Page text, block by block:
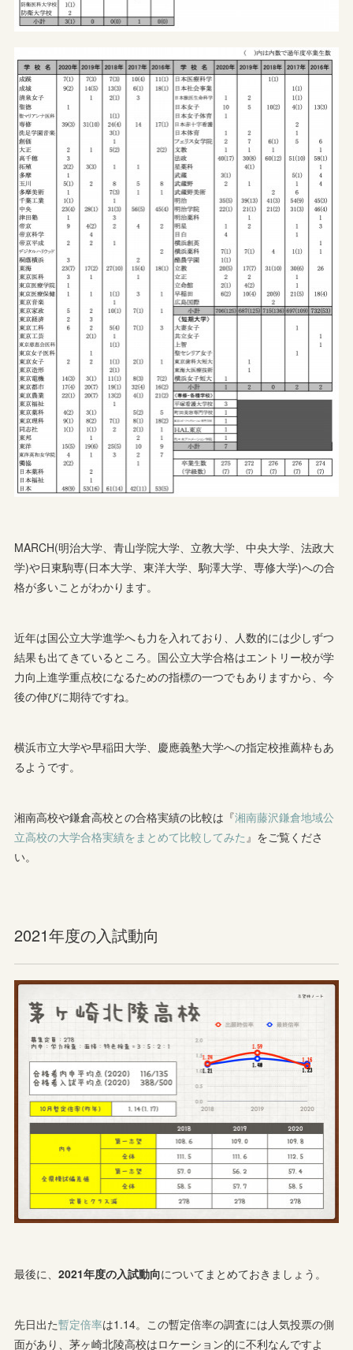
MARCH(明治大学、青山学院大学、立教大学、中央大学、法政大
学)や日東駒専(日本大学、東洋大学、駒澤大学、専修大学)への合
格が多いことがわかります。
近年は国公立大学進学へも力を入れており、人数的には少しずつ
結果も出てきているところ。国公立大学合格はエントリー校が学
力向上進学重点校になるための指標の一つでもありますから、今
後の伸びに期待ですね。
横浜市立大学や早稲田大学、慶應義塾大学への指定校推薦枠もあ
るようです。
湘南高校や鎌倉高校との合格実績の比較は『湘南藤沢鎌倉地域公
立高校の大学合格実績をまとめて比較してみた 』をご覧くださ
い。
2021年度の入試動向
最後に、2021年度の入試動向についてまとめておきましょう。
先日出た暫定倍率は1.14。この暫定倍率の調査には人気投票の側
面があり、茅ヶ崎北陵高校はロケーション的に不利なんですよ